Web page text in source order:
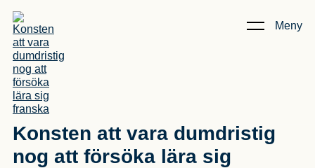
Meny
Kunskap & Artiklar
försöka lära sig franska
Konsten att vara dumdristig
nog att försöka lära sig